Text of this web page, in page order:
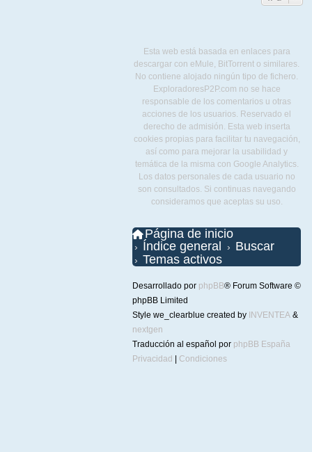
Esta web está basada en enlaces para
descargar con eMule, BitTorrent o similares.
No contiene alojado ningún tipo de fichero.
ExploradoresP2P.com no se hace
responsable de los comentarios u otras
acciones de los usuarios. Reservado el
derecho de admisión. Esta web inserta
cookies propias para facilitar tu navegación,
así como para mejorar la usabilidad y
temática de la misma con Google Analytics.
Los datos personales de cada usuario no
son consultados. Si continuas navegando
consideramos que aceptas su uso.
Página de inicio
Índice general
Buscar
Temas activos
Desarrollado por phpBB® Forum Software ©
phpBB Limited
Style we_clearblue created by INVENTEA &
nextgen
Traducción al español por phpBB España
Privacidad
Condiciones